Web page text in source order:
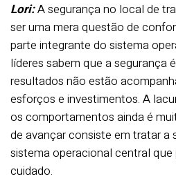
Lori:A segurança no local de
ser uma mera questão de
parte integrante do sistema
líderes sabem que a segurança
resultados não estão
esforços e investimentos. A
os comportamentos ainda é
de avançar consiste em tratar a
sistema operacional central
cuidado.